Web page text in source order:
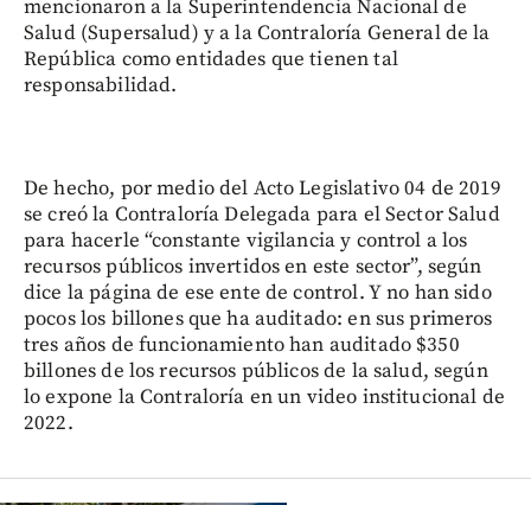
mencionaron a la Superintendencia Nacional de
Salud (Supersalud) y a la Contraloría General de la
República como entidades que tienen tal
responsabilidad.
De hecho, por medio del Acto Legislativo 04 de 2019
se creó la Contraloría Delegada para el Sector Salud
para hacerle “constante vigilancia y control a los
recursos públicos invertidos en este sector”, según
dice la página de ese ente de control. Y no han sido
pocos los billones que ha auditado: en sus primeros
tres años de funcionamiento han auditado $350
billones de los recursos públicos de la salud, según
lo expone la Contraloría en un video institucional de
2022.